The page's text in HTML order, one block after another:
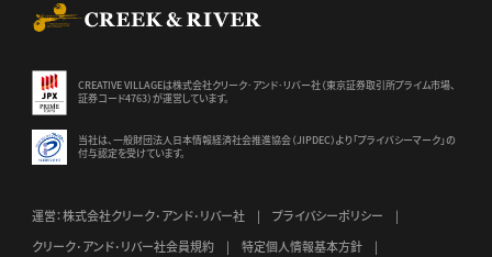
CREATIVE VILLAGEは株式会社クリーク･アンド･リバー社（東京証券取引所プライム市場、
証券コード4763）が運営しています。
当社は、一般財団法人日本情報経済社会推進協会（JIPDEC）より 「プライバシーマーク」の
付与認定を受けています。
運営：株式会社クリーク･アンド･リバー社
プライバシーポリシー
クリーク･アンド･リバー社会員規約
特定個人情報基本方針